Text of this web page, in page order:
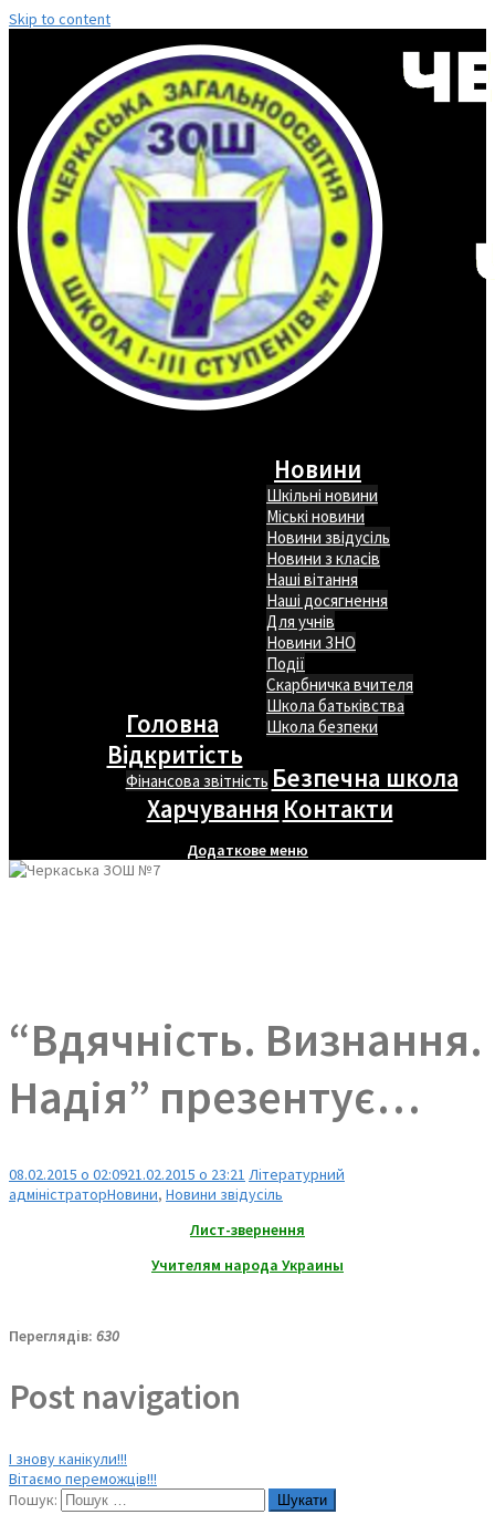
Skip to content
Головна
Новини
Шкільні новини
Міські новини
Новини звідусіль
Новини з класів
Наші вітання
Наші досягнення
Для учнів
Новини ЗНО
Події
Скарбничка вчителя
Школа батьківства
Школа безпеки
Відкритість
Фінансова звітність Безпечна школа
Харчування Контакти
Додаткове меню
“Вдячність. Визнання.
Надія” презентує…
08.02.2015 о 02:0921.02.2015 о 23:21 Літературний
адміністраторНовини, Новини звідусіль
Лист-звернення
Учителям народа Украины
Переглядів: 630
Post navigation
І знову канікули!!!
Вітаємо переможців!!!
Пошук: